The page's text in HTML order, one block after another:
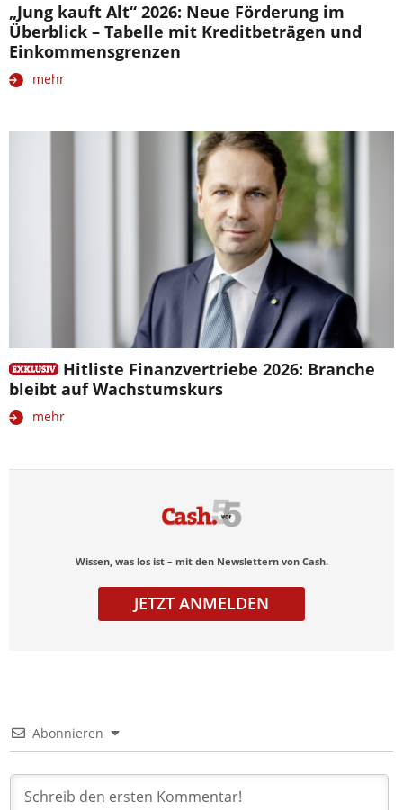
„Jung kauft Alt“ 2026: Neue Förderung im
Überblick – Tabelle mit Kreditbeträgen und
Einkommensgrenzen
mehr
Hitliste Finanzvertriebe 2026: Branche
bleibt auf Wachstumskurs
mehr
Wissen, was los ist – mit den Newslettern von Cash.
JETZT ANMELDEN
Abonnieren